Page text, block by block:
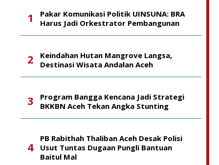
Pakar Komunikasi Politik UINSUNA: BRA
Harus Jadi Orkestrator Pembangunan
Keindahan Hutan Mangrove Langsa,
Destinasi Wisata Andalan Aceh
Program Bangga Kencana Jadi Strategi
BKKBN Aceh Tekan Angka Stunting
PB Rabithah Thaliban Aceh Desak Polisi
Usut Tuntas Dugaan Pungli Bantuan
Baitul Mal